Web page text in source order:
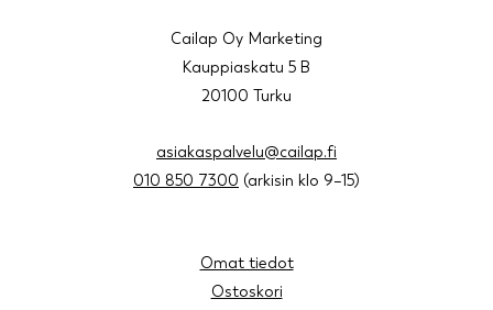
Cailap Oy Marketing
Kauppiaskatu 5 B
20100 Turku
asiakaspalvelu@cailap.fi
010 850 7300 (arkisin klo 9–15)
Omat tiedot
Ostoskori